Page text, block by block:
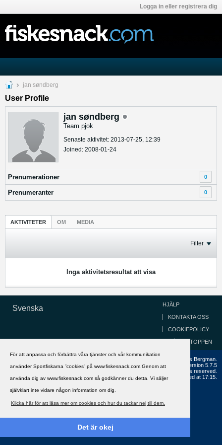
För att anpassa och förbättra våra tjänster och vår kommunikation
använder Sportfiskarna ”cookies” på www.fiskesnack.com.Genom att
använda dig av www.fiskesnack.com så godkänner du detta. Vi säljer
självklart inte vidare någon information om dig.
Klicka här för att läsa mer om cookies och hur du tackar nej till dem.
Det är okej
Logga in eller registrera dig
jan søndberg
User Profile
jan søndberg
Team pjok
Senaste aktivitet: 2013-07-25, 12:39
Joined: 2008-01-24
Prenumerationer 0
Prenumeranter 0
AKTIVITETER OM MEDIA
Filter
Inga aktivitetsresultat att visa
Svenska HJÄLP
KONTAKTA OSS
COOKIEPOLICY
GÅ TILL TOPPEN
Copyright ©2002 - 2021, FiskeSnack.com. Grundad 2002 av Anders Bergman.
Powered byvBulletin®
Version 5.7.5
Copyright © 2026 MH Sub I, LLC dba vBulletin. All rights reserved.
All times are GMT+1. This page was generated at 17:15.